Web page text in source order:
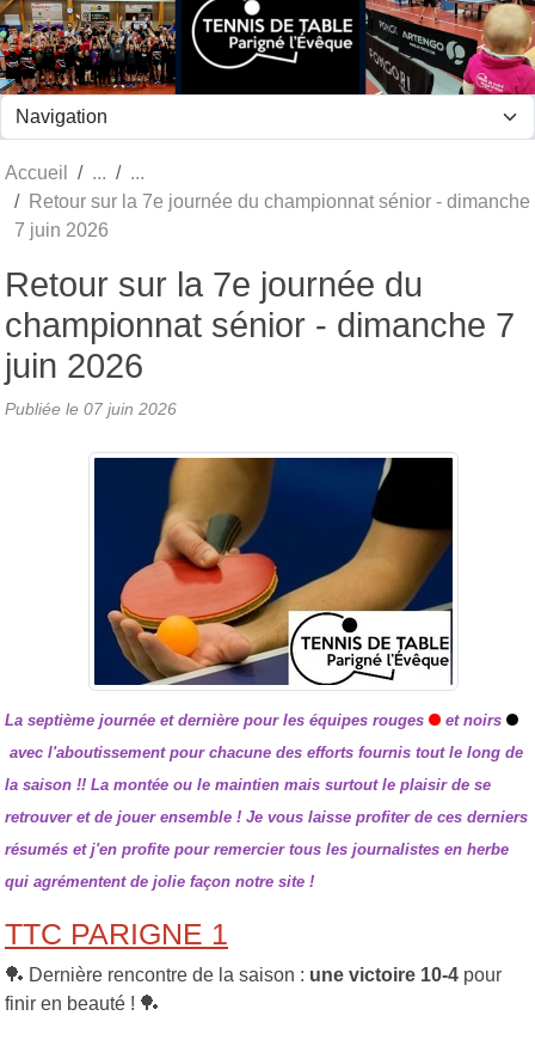
Accueil
Retour sur la 7e journée du championnat sénior - dimanche
7 juin 2026
Retour sur la 7e journée du
championnat sénior - dimanche 7
juin 2026
Publiée le 07 juin 2026
La septième journée et dernière pour les équipes rouges
et noirs
avec l'aboutissement pour chacune des efforts fournis tout le long de
la saison !! La montée ou le maintien mais surtout le plaisir de se
retrouver et de jouer ensemble ! Je vous laisse profiter de ces derniers
résumés et j'en profite pour remercier tous les journalistes en herbe
qui agrémentent de jolie façon notre site !
TTC PARIGNE 1
🏓 Dernière rencontre de la saison : une victoire 10-4 pour
finir en beauté ! 🏓
Panneau de gestion des cookies